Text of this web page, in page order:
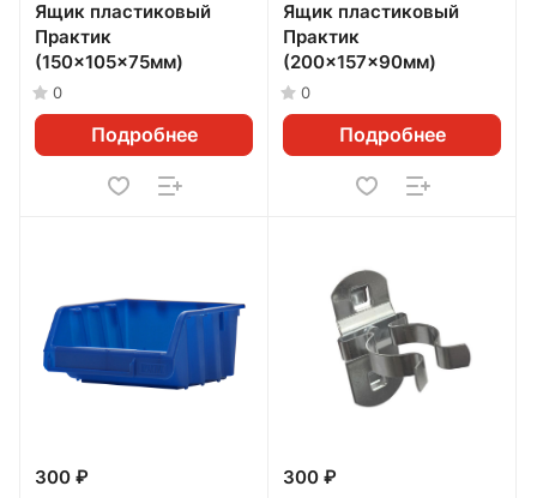
Ящик пластиковый
Практик
(150x105x75мм)
0
Подробнее
Ящик пластиковый
Практик
(200x157x90мм)
0
Подробнее
300 ₽
300 ₽